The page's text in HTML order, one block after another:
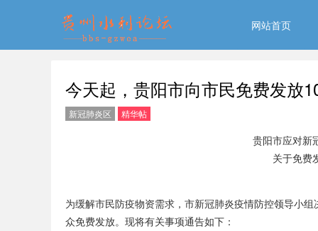
网站首页
今天起，贵阳市向市民免费发放
新冠肺炎区 精华帖
贵阳市应对新
关于免费
为缓解市民防疫物资需求，市新冠肺炎疫情防控领导小
众免费发放。现将有关事项通告如下：